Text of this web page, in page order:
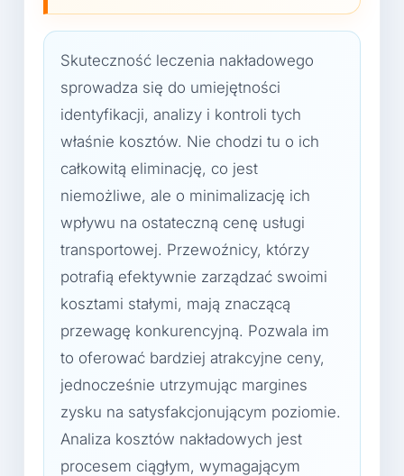
Skuteczność leczenia nakładowego
sprowadza się do umiejętności
identyfikacji, analizy i kontroli tych
właśnie kosztów. Nie chodzi tu o ich
całkowitą eliminację, co jest
niemożliwe, ale o minimalizację ich
wpływu na ostateczną cenę usługi
transportowej. Przewoźnicy, którzy
potrafią efektywnie zarządzać swoimi
kosztami stałymi, mają znaczącą
przewagę konkurencyjną. Pozwala im
to oferować bardziej atrakcyjne ceny,
jednocześnie utrzymując margines
zysku na satysfakcjonującym poziomie.
Analiza kosztów nakładowych jest
procesem ciągłym, wymagającym